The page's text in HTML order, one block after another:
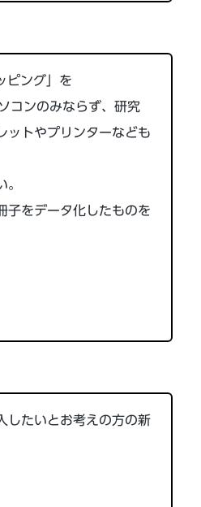
ピング」を
コンのみならず、研究
ットやプリンターなども
子をデータ化したものを
したいとお考えの方の新